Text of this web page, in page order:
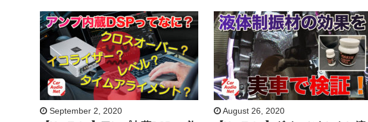
September 2, 2020 August 26, 2020